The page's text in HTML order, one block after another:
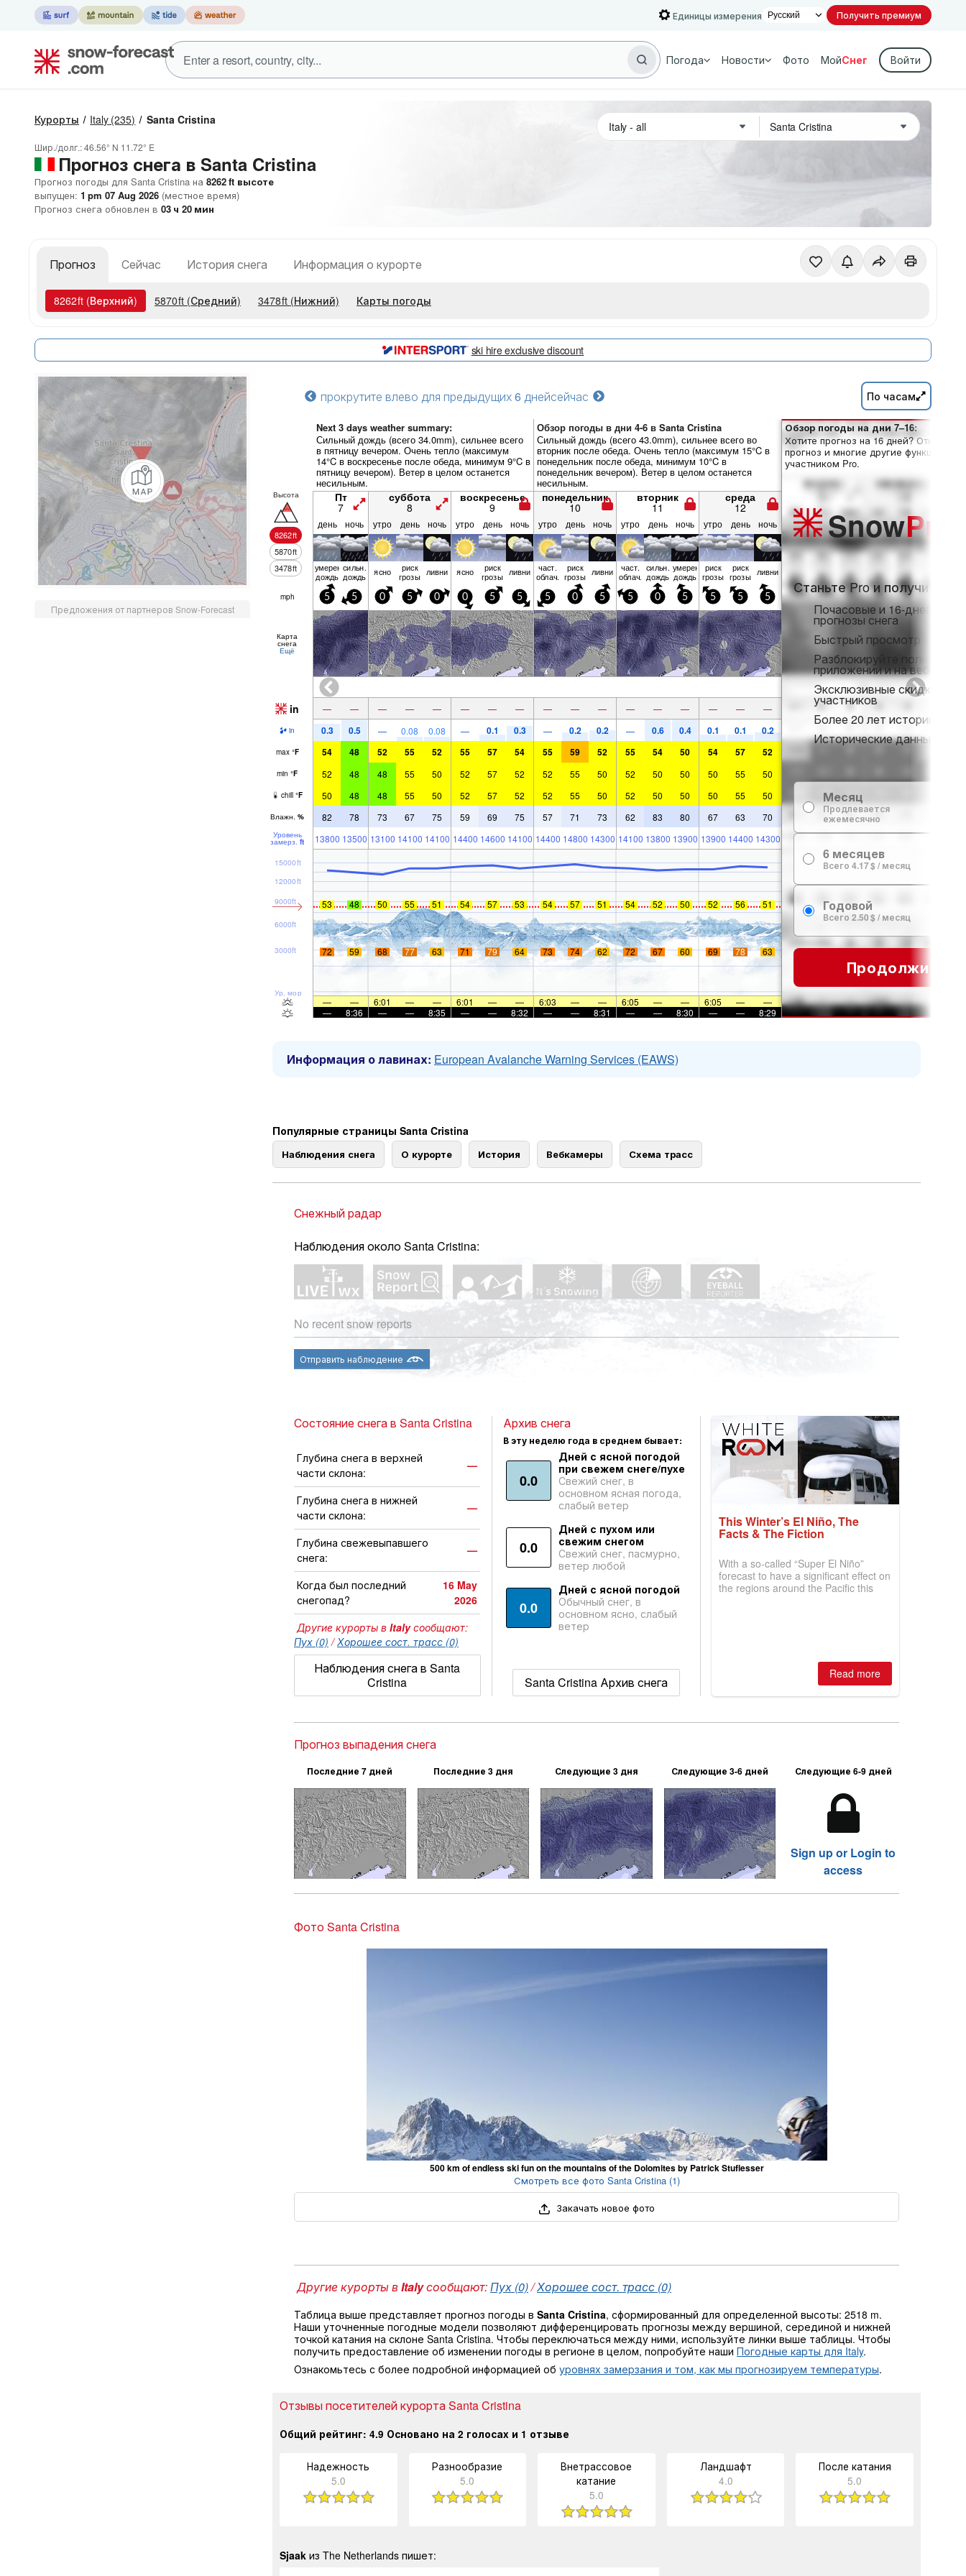
Единицы измерения Получить премиум
Погода Новости Фото МойСнег Войти
Курорты Italy (235) Santa Cristina
Шир./долг.:46.56° N 11.72° E
Прогноз снега в Santa Cristina
Прогноз погоды для Santa Cristina на 8262ft высоте
выпущен: 1 pm 07 Aug 2026 (местное время)
Прогноз снега обновлен в 03 ч 20 мин
Прогноз Сейчас История снега Информация о курорте
8262ft (Верхний) 5870ft (Средний) 3478ft (Нижний) Карты погоды
ski hire exclusive discount
Предложения от партнеров Snow-Forecast
прокрутите влево для предыдущих 6 днейсейчас По часам
Next 3 days weather summary:
Сильный дождь (всего 34.0mm), сильнее всего
в пятницу вечером. Очень тепло (максимум
14°C в воскресенье после обеда, минимум 9°C в
пятницу вечером). Ветер в целом останется
несильным.
Обзор погоды в дни 4-6 в Santa Cristina
Сильный дождь (всего 43.0mm), сильнее всего во
вторник после обеда. Очень тепло (максимум 15°C в
понедельник после обеда, минимум 10°C в
понедельник вечером). Ветер в целом останется
несильным.
Высота
8262ft
5870ft
3478ft
Пт
7
суббота
8
воскресенье
9
понедельник
10
вторник
11
среда
12
день ночь утро день ночь утро день ночь утро день ночь утро день ночь утро день ночь
умерен.
дождь
сильн.
дождь ясно риск
грозы ливни ясно риск
грозы ливни част.
облач.
риск
грозы ливни част.
облач.
сильн.
дождь
умерен.
дождь
риск
грозы
риск
грозы ливни
mph 5 5 0 5 0 0 5 5 5 0 5 5 0 5 5 5 5
Карта
снега
Ещё
in — — — — — — — — — — — — — — — — —
in 0.3 0.5 — 0.08 0.08 — 0.1 0.3 — 0.2 0.2 — 0.6 0.4 0.1 0.1 0.2
max °F 54 48 52 55 52 55 57 54 55 59 52 55 54 50 54 57 52
min °F 52 48 48 55 50 52 57 52 52 55 50 52 50 50 50 55 50
chill °F 50 48 48 55 50 52 57 52 52 55 50 52 50 50 50 55 50
Влажн. % 82 78 73 67 75 59 69 75 57 71 73 62 83 80 67 63 70
Уровень
замерз. ft 13800 13500 13100 14100 14100 14400 14600 14100 14400 14800 14300 14100 13800 13900 13900 14400 14300
Ур. моря
3000ft
6000ft
9000ft
12000ft
15000ft
53 48 50 55 51 54 57 53 54 57 51 54 52 50 52 56 51
72 59 68 77 63 71 79 64 73 74 62 72 67 60 69 78 63
— — 6:01 — — 6:01 — — 6:03 — — 6:05 — — 6:05 —
—
—
8:36 — — 8:35 — — 8:32 — — 8:31 — — 8:30 — — 8:29
Обзор погоды на дни 7–16:
Хотите прогноз на 16 дней? Откройте
прогноз и многие другие функции,
участником Pro.
SnowPro
Станьте Pro и получите:
Почасовые и 16-дневные
прогнозы снега
Быстрый просмотр без
Разблокируйте полный
приложении и на веб-сайте
Эксклюзивные скидки для
участников
Более 20 лет истории
Исторические данные о
Месяц
Продлевается
ежемесячно
6 месяцев
Всего 4.17 $ / месяц
Годовой
Всего 2.50 $ / месяц
Продолжить
Информация о лавинах: European Avalanche Warning Services (EAWS)
Популярные страницы Santa Cristina
Наблюдения снега О курорте История Вебкамеры Схема трасс
Снежный радар
Наблюдения около Santa Cristina:
No recent snow reports
Отправить наблюдение
Состояние снега в Santa Cristina
Глубина снега в верхней
части склона:
—
Глубина снега в нижней
части склона:
—
Глубина свежевыпавшего
снега:
—
Когда был последний
снегопад?
16 May
2026
Другие курорты в Italyсообщают:
Пух (0) /Хорошее сост. трасс (0)
Наблюдения снега в Santa
Cristina
Архив снега
В эту неделю года в среднем бывает:
0.0
Дней с ясной погодой
при свежем снеге/пухе
Свежий снег, в
основном ясная погода,
слабый ветер
0.0
Дней с пухом или
свежим снегом
Свежий снег, пасмурно,
ветер любой
0.0
Дней с ясной погодой
Обычный снег, в
основном ясно, слабый
ветер
Santa Cristina Архив снега
This Winter’s El Niño, The
Facts & The Fiction
With a so-called “Super El Niño”
forecast to have a significant effect on
the regions around the Pacific this
Read more
Прогноз выпадения снега
Последние 7 дней Последние 3 дня Следующие 3 дня Следующие 3-6 дней Следующие 6-9 дней
Sign up or Login to
access
Фото Santa Cristina
500 km of endless ski fun on the mountains of the Dolomites by Patrick Stuflesser
Смотреть все фото Santa Cristina (1)
Закачать новое фото
Другие курорты вItalyсообщают:Пух (0)/Хорошее сост. трасс (0)
Таблица выше представляет прогноз погоды в Santa Cristina, сформированный для определенной высоты: 2518 m.
Наши уточненные погодные модели позволяют дифференцировать прогнозы между вершиной, серединой и нижней
точкой катания на склоне Santa Cristina. Чтобы переключаться между ними, используйте линки выше таблицы. Чтобы
получить предоставление об изменении погоды в регионе в целом, попробуйте наши Погодные карты для Italy.
Ознакомьтесь с более подробной информацией об уровнях замерзания и том, как мы прогнозируем температуры.
Отзывы посетителей курорта Santa Cristina
Общий рейтинг: 4.9 Основано на 2 голосах и 1 отзыве
Надежность
5.0
Разнообразие
5.0
Внетрассовое
катание
5.0
Ландшафт
4.0
После катания
5.0
Sjaak из The Netherlands пишет: